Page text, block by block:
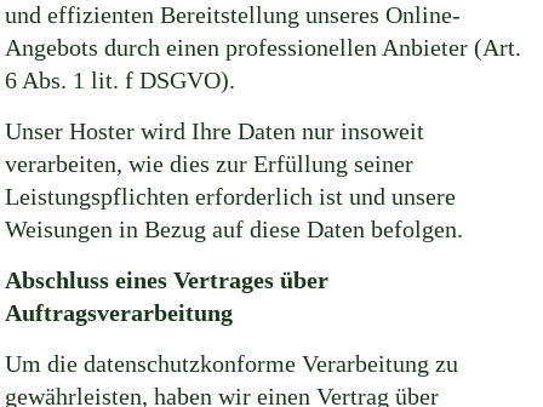
und effizienten Bereitstellung unseres Online-
Angebots durch einen professionellen Anbieter (Art.
6 Abs. 1 lit. f DSGVO).
Unser Hoster wird Ihre Daten nur insoweit
verarbeiten, wie dies zur Erfüllung seiner
Leistungspflichten erforderlich ist und unsere
Weisungen in Bezug auf diese Daten befolgen.
Abschluss eines Vertrages über
Auftragsverarbeitung
Um die datenschutzkonforme Verarbeitung zu
gewährleisten, haben wir einen Vertrag über